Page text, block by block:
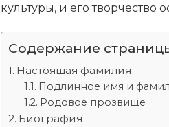
культуры, и его
Содержание
Настоящая фамилия
Подлинное имя и
Родовое прозвище
Биография